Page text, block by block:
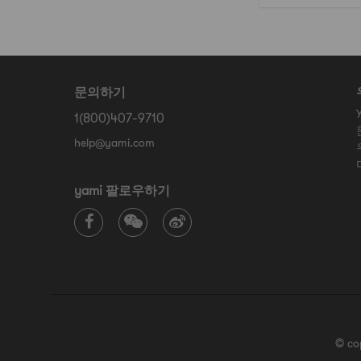
문의하기
1(800)407-9710
help@yami.com
yami 팔로우하기
©